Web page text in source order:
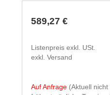
589,27 €
Listenpreis exkl. USt.
exkl. Versand
Auf Anfrage (Aktuell